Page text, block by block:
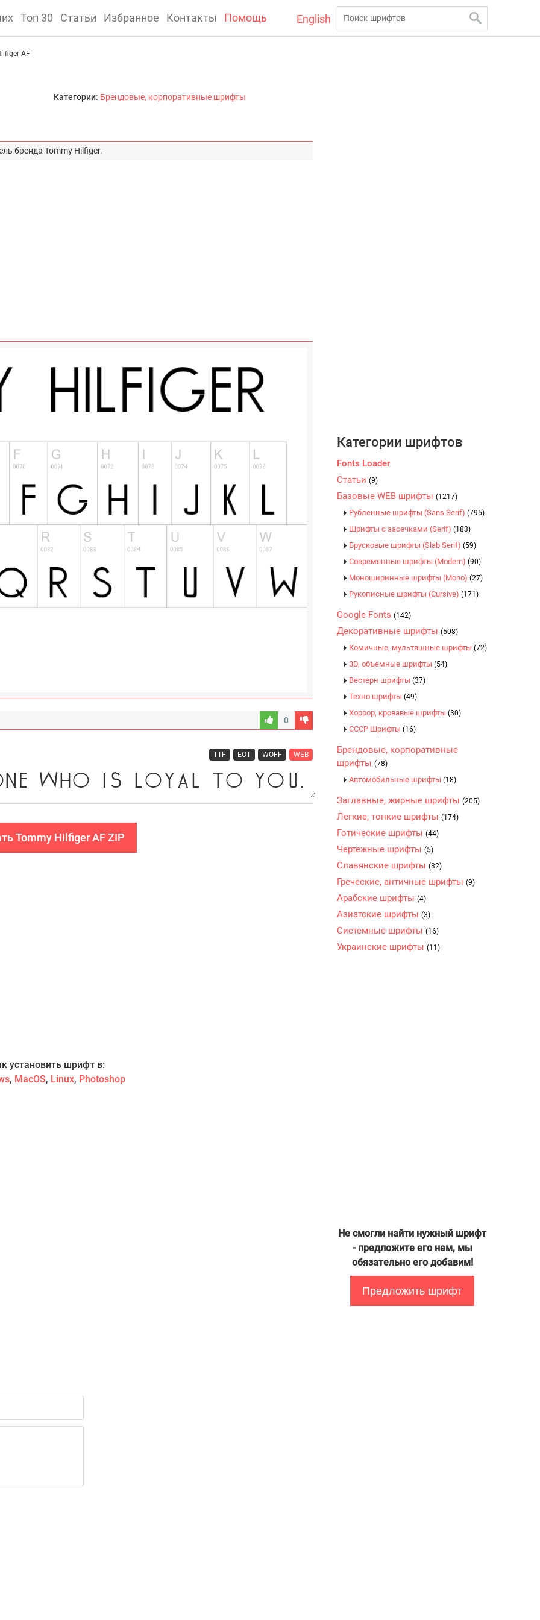
Топ 30 Статьи Избранное Контакты Помощь English
AF
Категории: Брендовые, корпоративные шрифты
бренда Tommy Hilfiger.
0
TTF EOT WOFF WEB
Tommy Hilfiger AF ZIP
установить шрифт в:
, MacOS, Linux, Photoshop
Категории шрифтов
Fonts Loader
Статьи (9)
Базовые WEB шрифты (1217)
Рубленные шрифты (Sans Serif) (795)
Шрифты с засечками (Serif) (183)
Брусковые шрифты (Slab Serif) (59)
Современные шрифты (Modern) (90)
Моноширинные шрифты (Mono) (27)
Рукописные шрифты (Cursive) (171)
Google Fonts (142)
Декоративные шрифты (508)
Комичные, мультяшные шрифты (72)
3D, объемные шрифты (54)
Вестерн шрифты (37)
Техно шрифты (49)
Хоррор, кровавые шрифты (30)
CCCР Шрифты (16)
Брендовые, корпоративные
шрифты (78)
Автомобильные шрифты (18)
Заглавные, жирные шрифты (205)
Легкие, тонкие шрифты (174)
Готические шрифты (44)
Чертежные шрифты (5)
Славянские шрифты (32)
Греческие, античные шрифты (9)
Арабские шрифты (4)
Азиатские шрифты (3)
Системные шрифты (16)
Украинские шрифты (11)
Не смогли найти нужный шрифт
- предложите его нам, мы
обязательно его добавим!
Предложить шрифт